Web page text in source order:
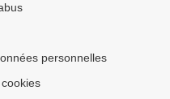
personnelles